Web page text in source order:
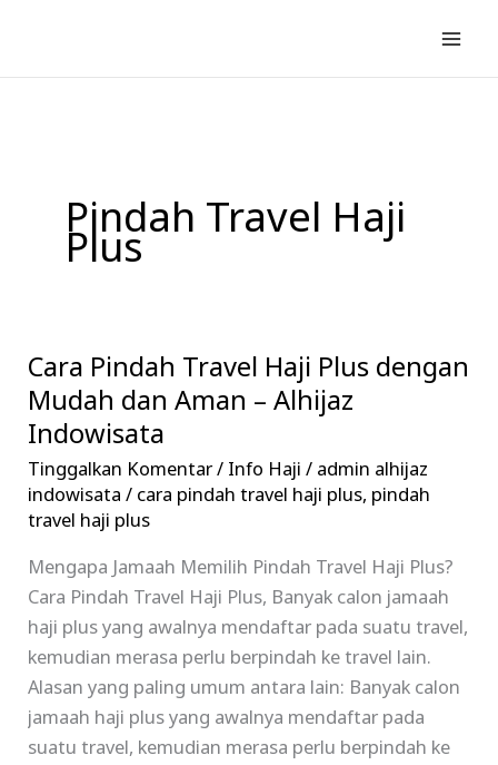
konten
Pindah Travel Haji
Plus
Cara Pindah Travel Haji Plus dengan
Mudah dan Aman – Alhijaz
Indowisata
Tinggalkan Komentar/ Info Haji / admin alhijaz
indowisata/ cara pindah travel haji plus, pindah
travel haji plus
Mengapa Jamaah Memilih Pindah Travel Haji Plus?
Cara Pindah Travel Haji Plus, Banyak calon jamaah
haji plus yang awalnya mendaftar pada suatu travel,
kemudian merasa perlu berpindah ke travel lain.
Alasan yang paling umum antara lain: Banyak calon
jamaah haji plus yang awalnya mendaftar pada
suatu travel, kemudian merasa perlu berpindah ke
Cara
Pindah
Travel
Haji
Plus
dengan
dan
Aman
–
Alhijaz
Indowisata